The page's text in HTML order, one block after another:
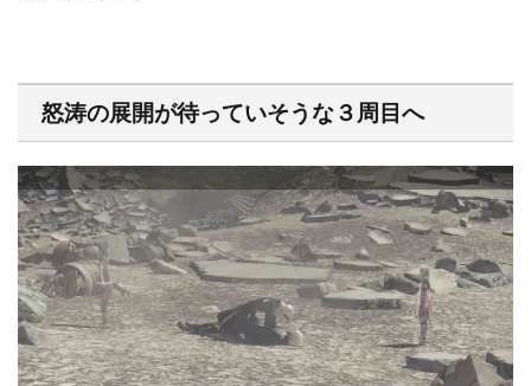
怒涛の展開が待っていそうな３周目へ